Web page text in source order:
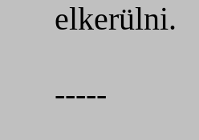
elkerülni.
-----